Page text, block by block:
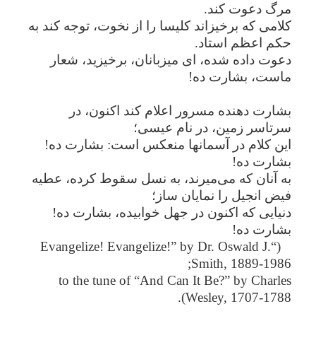
مرگ دعوت کند.
کلامی که برخیزاند کلیسا را از نخوت، توجه کند به
حکم اعظم استاد.
دعوت داده شده، ای میزبانان، برخیزید، شعار
ماست، بشارت ده!
بشارت دهنده مسرور اعلام کند اکنون، در
سرتاسر زمین، در نام عیسی؛
این کلام در آسمانها منعکس است: بشارت ده!
بشارت ده!
به آنان که می‌میرند، به نسل سقوط کرده، عطیه
فیض انجیل را نمایان ساز؛
دنیایی که اکنون در جهل خوابیده، بشارت ده!
بشارت ده!
(“Evangelize! Evangelize!” by Dr. Oswald J.
Smith, 1889-1986;
to the tune of “And Can It Be?” by Charles
Wesley, 1707-1788).